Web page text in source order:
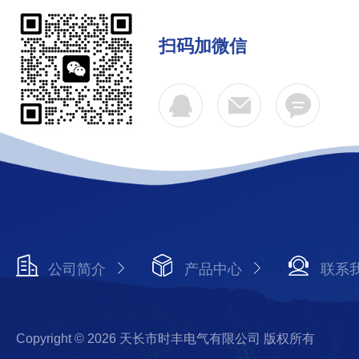
扫码加微信
公司简介 产品中心 联系
Copyright © 2026 天长市时丰电气有限公司 版权所有